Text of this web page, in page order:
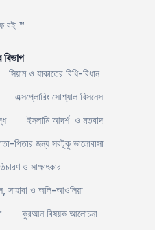
বই ™
বিভাগ
সিয়াম ও যাকাতের বিধি-বিধান
এক্সপ্লোরিং সোশ্যাল বিসনেস
ইসলামি আদর্শ ও মতবাদ
পিতার জন্য সবটুকু ভালোবাসা
ও সাক্ষাৎকার
সাহাবা ও অলি-আওলিয়া
কুরআন বিষয়ক আলোচনা